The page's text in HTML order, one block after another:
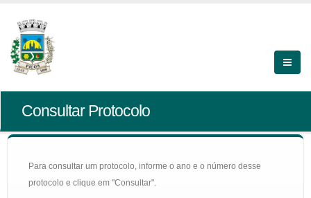
Consultar Protocolo
Para consultar um protocolo, informe o ano e o número desse
protocolo e clique em "Consultar".